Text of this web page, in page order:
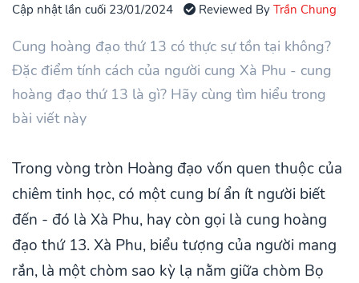
Cập nhật lần cuối 23/01/2024
Reviewed ByTrần Chung
Cung hoàng đạo thứ 13 có thực sự tồn tại không?
Đặc điểm tính cách của người cung Xà Phu - cung
hoàng đạo thứ 13 là gì? Hãy cùng tìm hiểu trong
bài viết này
Trong vòng tròn Hoàng đạo vốn quen thuộc của
chiêm tinh học, có một cung bí ẩn ít người biết
đến - đó là Xà Phu, hay còn gọi là cung hoàng
đạo thứ 13. Xà Phu, biểu tượng của người mang
rắn, là một chòm sao kỳ lạ nằm giữa chòm Bọ